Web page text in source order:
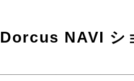
Dorcus NAVI シ